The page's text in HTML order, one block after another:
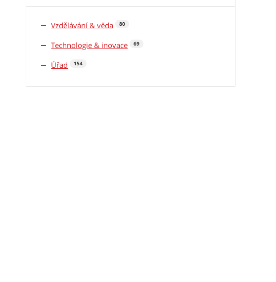
Vzdělávání & věda 80
Technologie & inovace 69
Úřad 154